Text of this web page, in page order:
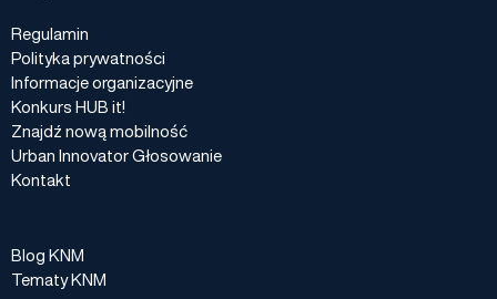
Regulamin
Polityka prywatności
Informacje organizacyjne
Konkurs HUB it!
Znajdź nową mobilność
Urban Innovator Głosowanie
Kontakt
Blog KNM
Tematy KNM